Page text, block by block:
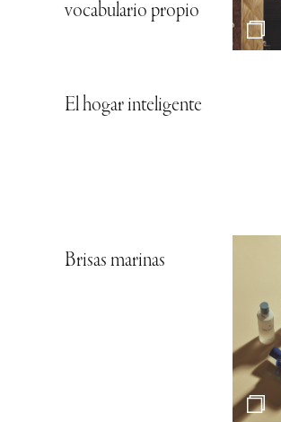
vocabulario propio
El hogar inteligente
Brisas marinas